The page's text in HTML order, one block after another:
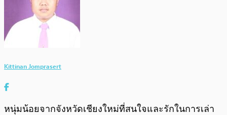
Kittinan Jomprasert
หนุ่มน้อยจากจังหวัดเชียงใหม่ที่สนใจและรักในการเล่า